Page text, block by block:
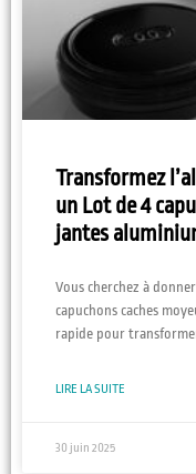
Transformez
un Lot de 4
jantes
Vous cherchez à
capuchons caches
rapide pour
LIRE LA SUITE
30 juin 2025